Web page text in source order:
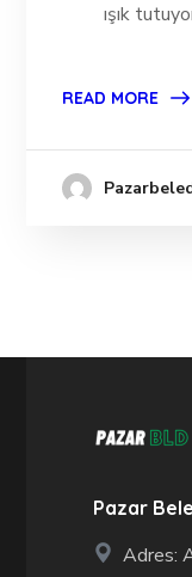
ışık
READ MORE
Pazar
Adres: